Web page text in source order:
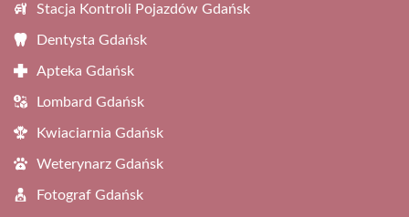
Stacja Kontroli Pojazdów Gdańsk
Dentysta Gdańsk
Apteka Gdańsk
Lombard Gdańsk
Kwiaciarnia Gdańsk
Weterynarz Gdańsk
Fotograf Gdańsk